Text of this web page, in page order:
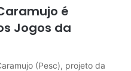
é
Jogos da
(Pesc), projeto da